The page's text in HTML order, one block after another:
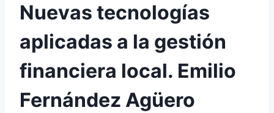
Nuevas tecnologías
aplicadas a la gestión
financiera local. Emilio
Fernández Agüero